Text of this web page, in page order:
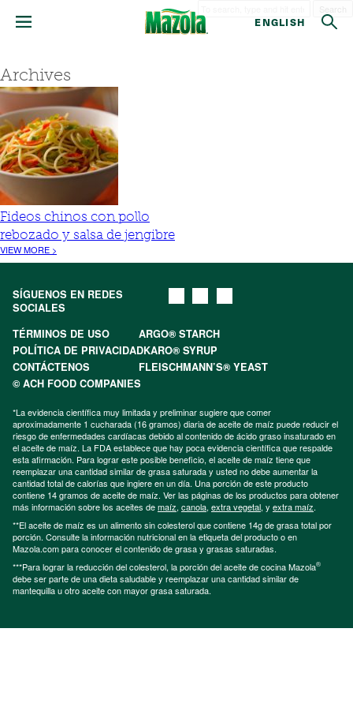
ENGLISH
Archives
Fideos chinos con pollo
rebozado y salsa de jengibre
VIEW MORE >
SÍGUENOS EN REDES
SOCIALES
TÉRMINOS DE USO
ARGO® STARCH
POLÍTICA DE PRIVACIDADKARO® SYRUP
CONTÁCTENOS
FLEISCHMANN’S® YEAST
© ACH FOOD COMPANIES
*La evidencia científica muy limitada y preliminar sugiere que comer
aproximadamente 1 cucharada (16 gramos) diaria de aceite de maíz puede reducir el
riesgo de enfermedades cardíacas debido al contenido de ácido graso insaturado en
el aceite de maíz. La FDA establece que hay poca evidencia científica que respalde
esta afirmación. Para lograr este posible beneficio, el aceite de maíz tiene que
reemplazar una cantidad similar de grasa saturada y usted no debe aumentar la
cantidad total de calorías que ingiere en un día. Una porción de este producto
contiene 14 gramos de aceite de maíz. Ver las páginas de los productos para obtener
más información sobre los aceites demaíz, canola, extra vegetal, y extra maíz.
**El aceite de maíz es un alimento sin colesterol que contiene 14g de grasa total por
porción. Consulte la información nutricional en la etiqueta del producto o en
Mazola.com para conocer el contenido de grasa y grasas saturadas.
***Para lograr la reducción del colesterol, la porción del aceite de cocina Mazola®
debe ser parte de una dieta saludable y reemplazar una cantidad similar de
mantequilla u otro aceite con mayor grasa saturada.